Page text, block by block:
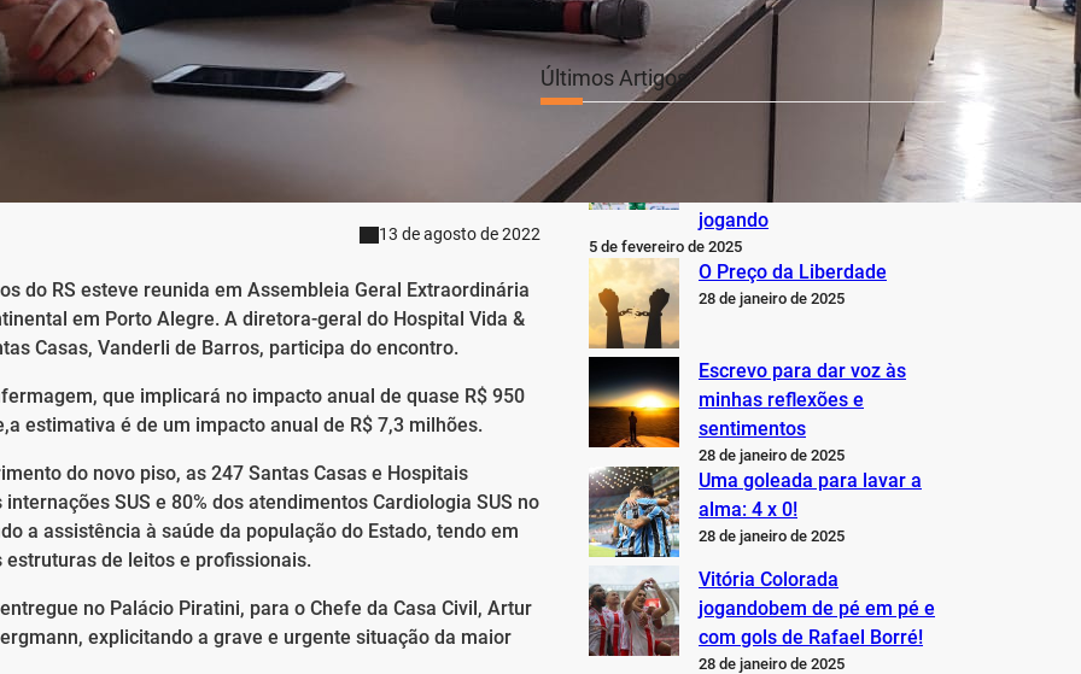
13 de agosto de 2022
do RS esteve reunida em Assembleia Geral Extraordinária
em Porto Alegre. A diretora-geral do Hospital Vida &
Casas, Vanderli de Barros, participa do encontro.
que implicará no impacto anual de quase R$ 950
estimativa é de um impacto anual de R$ 7,3 milhões.
do novo piso, as 247 Santas Casas e Hospitais
SUS e 80% dos atendimentos Cardiologia SUS no
a assistência à saúde da população do Estado, tendo em
de leitos e profissionais.
no Palácio Piratini, para o Chefe da Casa Civil, Artur
explicitando a grave e urgente situação da maior
Últimos Artigos
O Inter não está jogando
nem perto do que sabe,
pode e deveria estar
jogando
5 de fevereiro de 2025
O Preço da Liberdade
28 de janeiro de 2025
Escrevo para dar voz às
minhas reflexões e
sentimentos
28 de janeiro de 2025
Uma goleada para lavar a
alma: 4 x 0!
28 de janeiro de 2025
Vitória Colorada
jogandobem de pé em pé e
com gols de Rafael Borré!
28 de janeiro de 2025